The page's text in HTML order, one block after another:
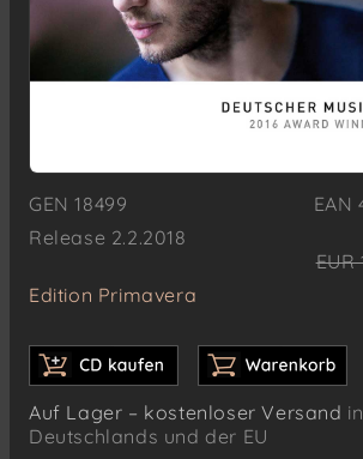
GEN 18499
EAN
Release 2.2.2018
EUR
Edition Primavera
Auf Lager – kostenloser Versand
Deutschlands und der EU